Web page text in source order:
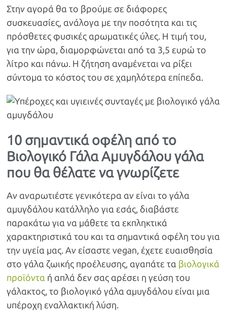
Στην αγορά θα το βρούμε σε διάφορες
συσκευασίες, ανάλογα με την ποσότητα και τις
πρόσθετες φυσικές αρωματικές ύλες. Η τιμή του,
για την ώρα, διαμορφώνεται από τα 3,5 ευρώ το
λίτρο και πάνω. Η ζήτηση αναμένεται να ρίξει
σύντομα το κόστος του σε χαμηλότερα επίπεδα.
10 σημαντικά οφέλη από το
Βιολογικό Γάλα Αμυγδάλου γάλα
που θα θέλατε να γνωρίζετε
Αν αναρωτιέστε γενικότερα αν είναι το γάλα
αμυγδάλου κατάλληλο για εσάς, διαβάστε
παρακάτω για να μάθετε τα εκπληκτικά
χαρακτηριστικά του και τα σημαντικά οφέλη του για
την υγεία μας. Αν είσαστε vegan, έχετε ευαισθησία
στο γάλα ζωικής προέλευσης, αγαπάτε τα βιολογικά
προϊόντα ή απλά δεν σας αρέσει η γεύση του
γάλακτος, το βιολογικό γάλα αμυγδάλου είναι μια
υπέροχη εναλλακτική λύση.